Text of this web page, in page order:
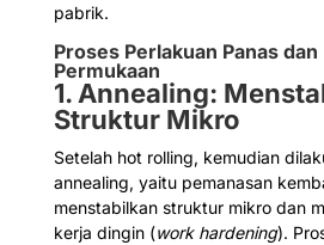
pabrik.
Proses Perlakuan Panas
Permukaan
1. Annealing:
Struktur Mikro
Setelah hot rolling, kemudian
annealing, yaitu pemanasan
menstabilkan struktur mikro dan
kerja dingin (work hardening).